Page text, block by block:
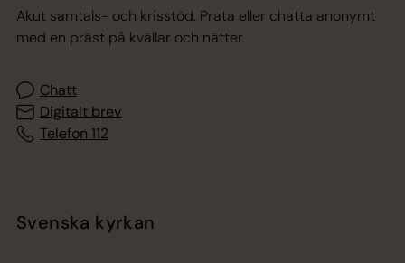
Akut samtals- och krisstöd. Prata eller chatta anonymt
med en präst på kvällar och nätter.
Chatt
Digitalt brev
Telefon 112
Svenska kyrkan